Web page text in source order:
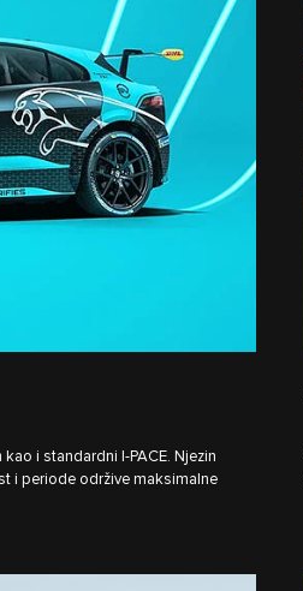
i standardni I‑PACE. Njezin
i periode održive maksimalne